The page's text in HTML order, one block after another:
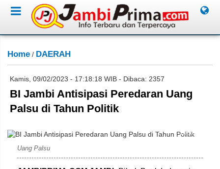
Home / DAERAH
Kamis, 09/02/2023 - 17:18:18 WIB - Dibaca: 2357
BI Jambi Antisipasi Peredaran Uang
Palsu di Tahun Politik
DetikFinance
Uang Palsu